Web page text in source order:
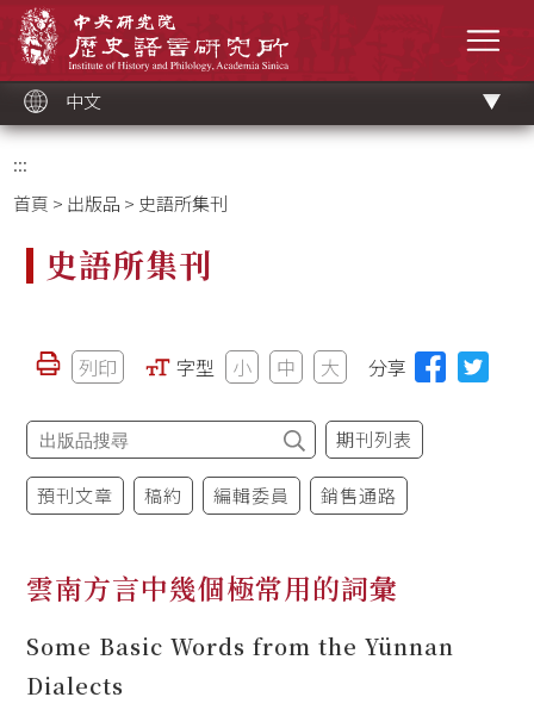
中文
:::
首頁 > 出版品 > 史語所集刊
史語所集刊
列印 字型 小 中 大 分享
期刊列表
預刊文章 稿約 編輯委員 銷售通路
雲南方言中幾個極常用的詞彙
Some Basic Words from the Yünnan
Dialects